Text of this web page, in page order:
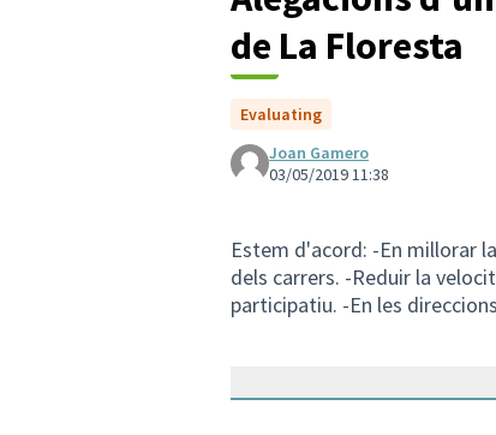
de La Floresta
Evaluating
Joan Gamero
03/05/2019 11:38
Estem d'acord: -En millorar
dels carrers. -Reduir la
participatiu. -En les